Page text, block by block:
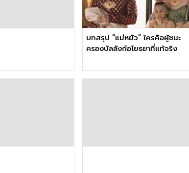
บทสรุป “แม่หยัว” ใครคือผู้ชนะ
ครองบัลลังก์อโยธยาที่แท้จริง